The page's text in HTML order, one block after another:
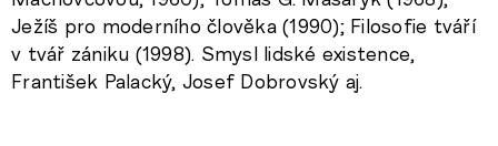
Ježíš pro moderního člověka (1990); Filosofie tváří
v tvář zániku (1998). Smysl lidské existence,
František Palacký, Josef Dobrovský aj.